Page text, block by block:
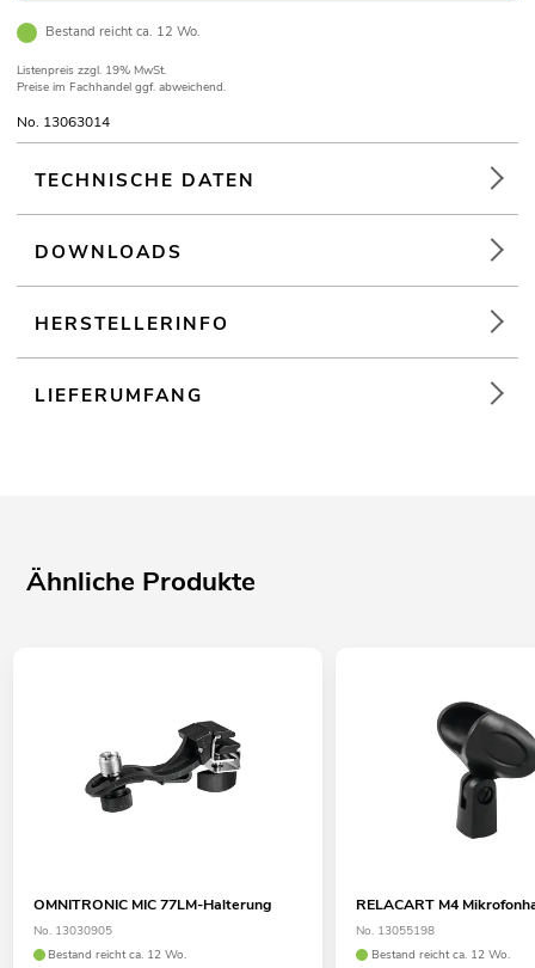
Bestand reicht ca. 12 Wo.
Listenpreis zzgl. 19% MwSt.
Preise im Fachhandel ggf. abweichend.
No. 13063014
TECHNISCHE DATEN
DOWNLOADS
HERSTELLERINFO
LIEFERUMFANG
Ähnliche Produkte
OMNITRONIC MIC 77LM-Halterung
No. 13030905
Bestand reicht ca. 12 Wo.
RELACART M4
No. 13055198
Bestand reicht ca. 12 Wo.